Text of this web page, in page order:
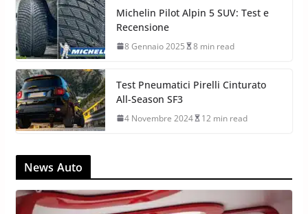
Michelin Pilot Alpin 5 SUV: Test e
Recensione
8 Gennaio 2025 8 min read
Test Pneumatici Pirelli Cinturato
All-Season SF3
4 Novembre 2024 12 min read
News Auto